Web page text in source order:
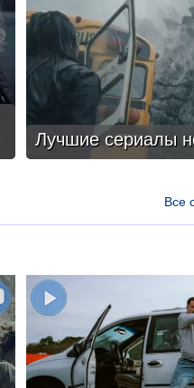
Лучшие сериалы
Все